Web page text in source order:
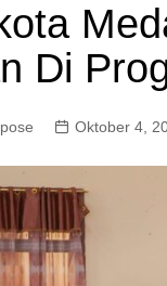
Di
Oktober 4,